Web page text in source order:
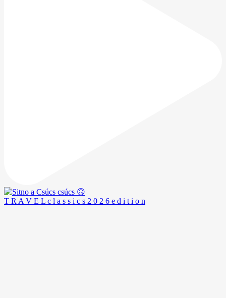
T R A V E L c l a s s i c s 2 0 2 6 e d i t i o n